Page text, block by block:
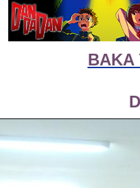
BAKA